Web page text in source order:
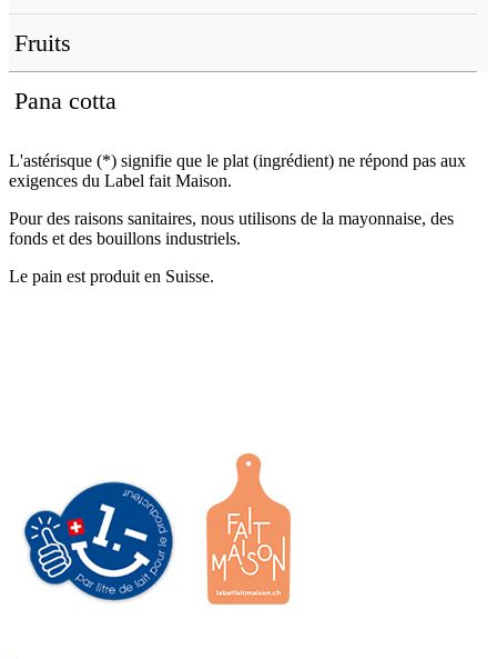
Fruits
Pana cotta
L'astérisque (*) signifie que le plat (ingrédient) ne répond pas aux
exigences du Label fait Maison.
Pour des raisons sanitaires, nous utilisons de la mayonnaise, des
fonds et des bouillons industriels.
Le pain est produit en Suisse.